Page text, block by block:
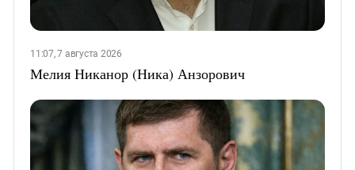
11:07, 7 августа 2026
Мелия Никанор (Ника) Анзорович